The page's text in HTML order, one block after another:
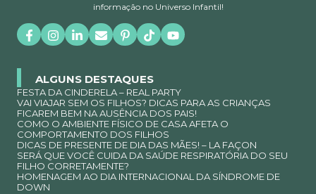
informação no Universo Infantil!
ALGUNS DESTAQUES
FESTA DA CINDERELA – REAL PARTY
VAI VIAJAR SEM OS FILHOS? DICAS PARA AS CRIANÇAS
FICAREM BEM NA AUSÊNCIA DOS PAIS!
COMO O AMBIENTE FÍSICO DE CASA AFETA O
COMPORTAMENTO DOS FILHOS
DICAS DE PRESENTE DE DIA DAS MÃES! – LA FAÇON
SERÁ QUE VOCÊ CUIDA DA SAÚDE RESPIRATÓRIA DO SEU
FILHO CORRETAMENTE?
HOMENAGEM AO DIA INTERNACIONAL DA SÍNDROME DE
DOWN